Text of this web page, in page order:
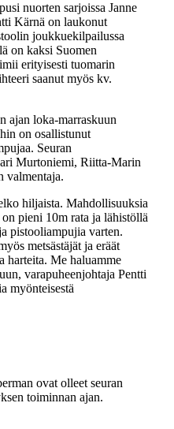
nuorten sarjoissa Janne
Kärnä on laukonut
joukkuekilpailussa
on kaksi Suomen
erityisesti tuomarin
saanut myös kv.
ajan loka-marraskuun
on osallistunut
Seuran
Murtoniemi, Riitta-Marin
valmentaja.
hiljaista. Mahdollisuuksia
pieni 10m rata ja lähistöllä
pistooliampujia varten.
metsästäjät ja eräät
harteita. Me haluamme
varapuheenjohtaja Pentti
myönteisestä
ovat olleet seuran
toiminnan ajan.